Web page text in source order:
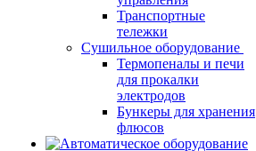
Транспортные
тележки
Сушильное оборудование
Термопеналы и печи
для прокалки
электродов
Бункеры для хранения
флюсов